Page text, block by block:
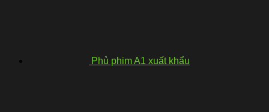
Phủ phim A1 xuất khẩu